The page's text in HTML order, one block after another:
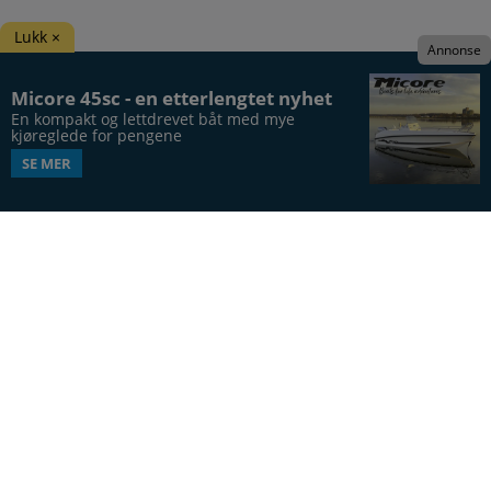
Micore 45sc - en etterlengtet nyhet
En kompakt og lettdrevet båt med mye
kjøreglede for pengene
SE MER
Annonse
Lukk ×